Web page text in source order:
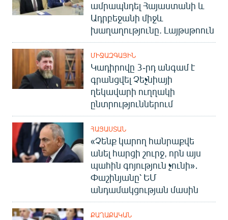
ամրապնդել Հայաստանի և
Ադրբեջանի միջև
խաղաղությունը. Լայթսթոուն
ՄԻՋԱԶԳԱՅԻՆ
Կադիրովը 3-րդ անգամ է
գրանցվել Չեչնիայի
ղեկավարի ուղղակի
ընտրություններում
ՀԱՅԱՍՏԱՆ
«Չենք կարող հանրաքվե
անել հարցի շուրջ, որն այս
պահին գոյություն չունի»․
Փաշինյանը՝ ԵՄ
անդամակցության մասին
ՔԱՂԱՔԱԿԱՆ